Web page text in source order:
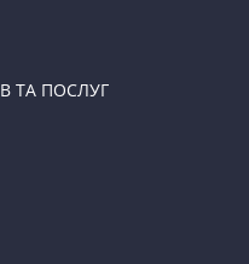
ТА ПОСЛУГ